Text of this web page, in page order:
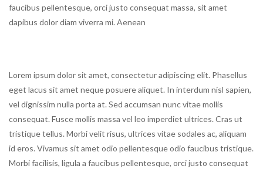
faucibus pellentesque, orci justo consequat massa, sit amet
dapibus dolor diam viverra mi. Aenean
Lorem ipsum dolor sit amet, consectetur adipiscing elit. Phasellus
eget lacus sit amet neque posuere aliquet. In interdum nisl sapien,
vel dignissim nulla porta at. Sed accumsan nunc vitae mollis
consequat. Fusce mollis massa vel leo imperdiet ultrices. Cras ut
tristique tellus. Morbi velit risus, ultrices vitae sodales ac, aliquam
id eros. Vivamus sit amet odio pellentesque odio faucibus tristique.
Morbi facilisis, ligula a faucibus pellentesque, orci justo consequat